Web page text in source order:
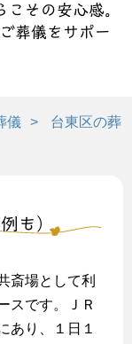
その安心感。
葬儀をサポー
儀
台東区の葬
も）
斎場として利
スです。ＪＲ
あり、１日１